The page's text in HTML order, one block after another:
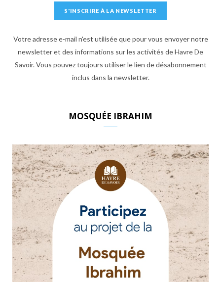
Votre adresse e-mail n'est utilisée que pour vous envoyer notre
newsletter et des informations sur les activités de Havre De
Savoir. Vous pouvez toujours utiliser le lien de désabonnement
inclus dans la newsletter.
MOSQUÉE IBRAHIM